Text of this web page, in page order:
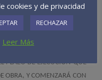
PLAZO DE EJECUCIÓN QUE
OBRA, Y COMENZARÁ CON
cookies y de privacidad
RECHAZAR
Leer Más